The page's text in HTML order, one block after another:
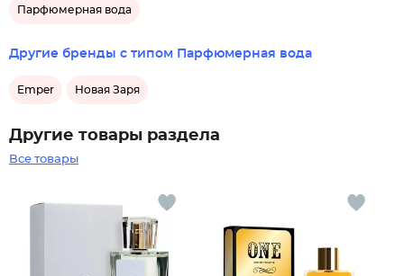
Парфюмерная вода
Другие бренды с типом Парфюмерная вода
Emper Новая Заря
Другие товары раздела
Все товары